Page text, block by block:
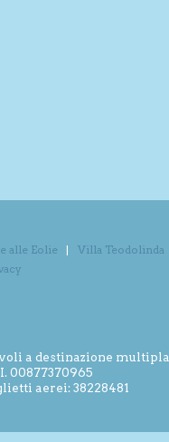
alle Eolie
Villa Teodolinda
a destinazione multipla
00877370965
aerei: 38228481